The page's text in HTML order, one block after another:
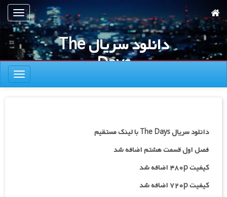
به
محتوای
اصلی
ناوبری
دانلود سریال The
Days
ناوبری
دانلود سریال The Days با لینک مستقیم
فصل اول قسمت هشتم اضافه شد
کیفیت ۴۸۰p اضافه شد
کیفیت ۷۲۰p
اضافه شد